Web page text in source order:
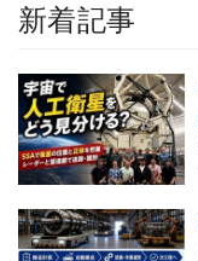
新着記事